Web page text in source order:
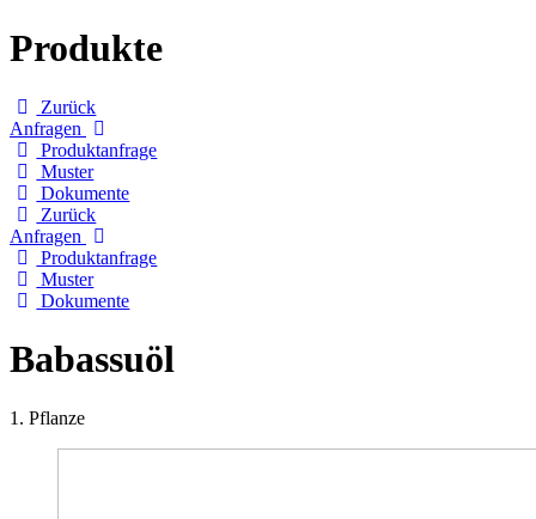
Produkte
Zurück
Anfragen
Produktanfrage
Muster
Dokumente
Zurück
Anfragen
Produktanfrage
Muster
Dokumente
Babassuöl
1. Pflanze